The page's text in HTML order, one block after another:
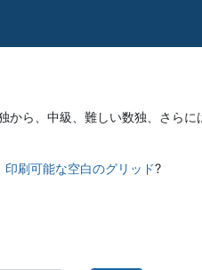
ら、中級、難しい数独、さら
印刷可能な空白のグリッド?